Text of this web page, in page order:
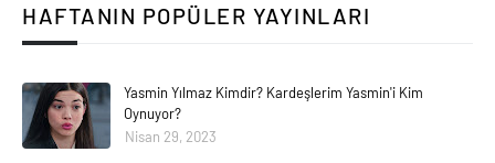
HAFTANIN POPÜLER YAYINLARI
Yasmin Yılmaz Kimdir? Kardeşlerim Yasmin'i Kim
Oynuyor?
Nisan 29, 2023